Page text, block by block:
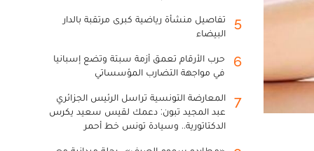
5
تفاصيل منشأة رياضية كبرى مرتقبة بالدار
البيضاء
6
حرب الأرقام تعمق أزمة سبتة وتضع إسبانيا
في مواجهة التضارب المؤسساتي
7
المعارضة التونسية تراسل الرئيس الجزائري
عبد المجيد تبون: دعمك لقيس سعيد يكرس
الدكتاتورية.. وسيادة تونس خط أحمر